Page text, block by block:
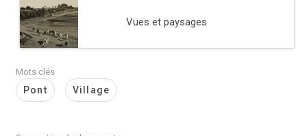
Vues et paysages
Mots clés
Pont Village